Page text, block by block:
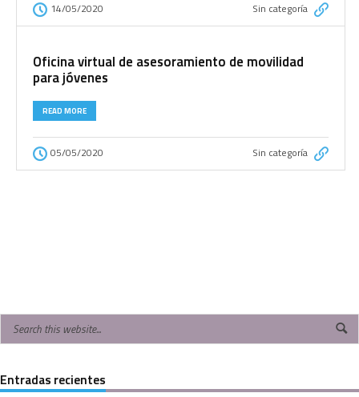
14/05/2020 Sin categoría
Oficina virtual de asesoramiento de movilidad
para jóvenes
READ MORE
05/05/2020 Sin categoría
Entradas recientes